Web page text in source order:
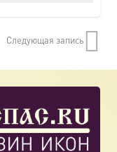
Следующая запись